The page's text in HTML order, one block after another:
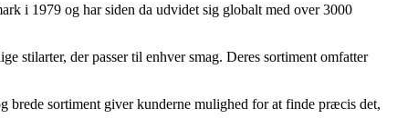
i 1979 og har siden da udvidet sig globalt med over 3000
stilarter, der passer til enhver smag. Deres sortiment omfatter
brede sortiment giver kunderne mulighed for at finde præcis det,